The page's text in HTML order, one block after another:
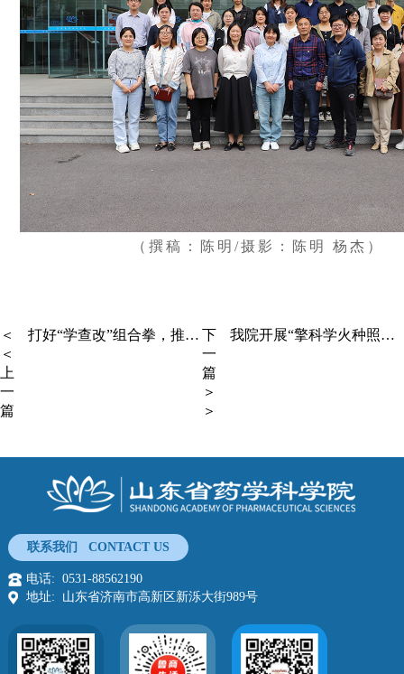
（撰稿：陈明/摄影：陈明 杨杰）
＜
＜
上
一
篇
打好“学查改”组合拳，推动学习教育走深走实——省药科院党委扎实开展深入贯彻中央八项规定精神学习教育 下
一
篇
＞
＞
我院开展“擎科学火种照创新之路，践科研初心担报国之责”主题活动​
联系我们 CONTACT US
电话: 0531-88562190
地址: 山东省济南市高新区新泺大街989号